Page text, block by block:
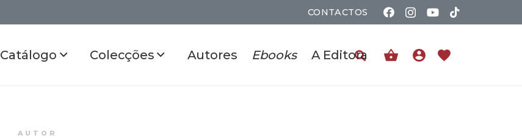
CONTACTOS
Catálogo Colecções Autores Ebooks A Editora shopping_basket account_circle favorite
AUTOR